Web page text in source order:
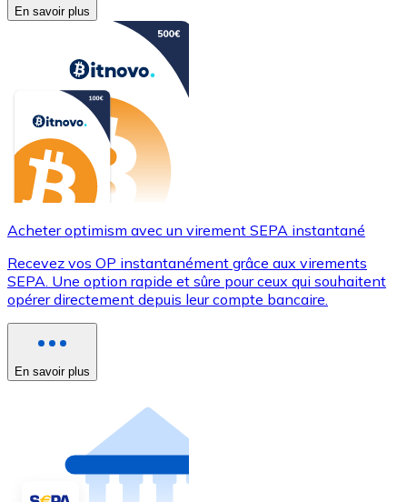
En savoir plus
Acheter optimism avec un virement SEPA instantané
Recevez vos OP instantanément grâce aux virements
SEPA. Une option rapide et sûre pour ceux qui souhaitent
opérer directement depuis leur compte bancaire.
En savoir plus